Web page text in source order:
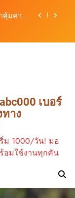
คุ้มค่า
/วัน
คุ้มค่า
ง
น
เบอร์
าง
ม 1000/วัน! มอ
อมใช้งานทุกคัน